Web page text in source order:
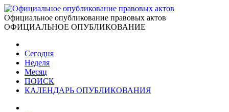
Официальное опубликование правовых актов
ОФИЦИАЛЬНОЕ ОПУБЛИКОВАНИЕ
Сегодня
Неделя
Месяц
ПОИСК
КАЛЕНДАРЬ ОПУБЛИКОВАНИЯ